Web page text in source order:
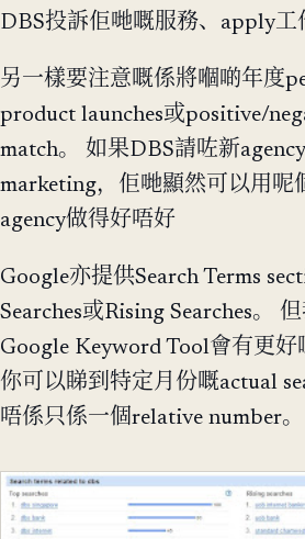
DBS投訴佢哋嘅服務、apply工
另一樣要注意嘅係將嗰啲年度
product launches或positive/
match。 如果DBS請咗新
marketing，佢哋顯然可以用呢
agency做得好唔好
Google亦提供Search Terms
Searches或Rising Searches。
Google Keyword Tool會有更好
你可以睇到特定月份嘅actual
唔係只係一個relative number。